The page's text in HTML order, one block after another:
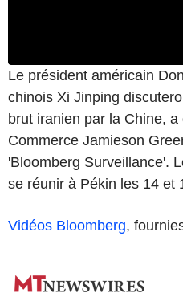
Le président américain
chinois Xi Jinping
brut iranien par la Chine,
Commerce Jamieson
'Bloomberg Surveillance'.
se réunir à Pékin les 14 et
Vidéos Bloomberg,